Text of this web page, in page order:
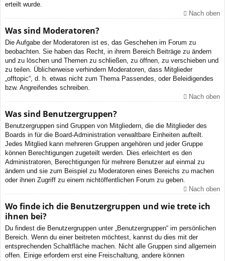
erteilt wurde.
Nach oben
Was sind Moderatoren?
Die Aufgabe der Moderatoren ist es, das Geschehen im Forum zu
beobachten. Sie haben das Recht, in ihrem Bereich Beiträge zu ändern
und zu löschen und Themen zu schließen, zu öffnen, zu verschieben und
zu teilen. Üblicherweise verhindern Moderatoren, dass Mitglieder
„offtopic“, d. h. etwas nicht zum Thema Passendes, oder Beleidigendes
bzw. Angreifendes schreiben.
Nach oben
Was sind Benutzergruppen?
Benutzergruppen sind Gruppen von Mitgliedern, die die Mitglieder des
Boards in für die Board-Administration verwaltbare Einheiten aufteilt.
Jedes Mitglied kann mehreren Gruppen angehören und jeder Gruppe
können Berechtigungen zugeteilt werden. Dies erleichtert es den
Administratoren, Berechtigungen für mehrere Benutzer auf einmal zu
ändern und sie zum Beispiel zu Moderatoren eines Bereichs zu machen
oder ihnen Zugriff zu einem nichtöffentlichen Forum zu geben.
Nach oben
Wo finde ich die Benutzergruppen und wie trete ich
ihnen bei?
Du findest die Benutzergruppen unter „Benutzergruppen“ im persönlichen
Bereich. Wenn du einer beitreten möchtest, kannst du dies mit der
entsprechenden Schaltfläche machen. Nicht alle Gruppen sind allgemein
offen. Einige erfordern erst eine Freischaltung, andere können